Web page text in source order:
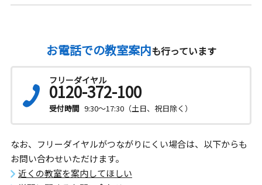
お電話での教室案内も行っています
フリーダイヤル
0120-372-100
受付時間 9:30～17:30（土日、祝日除く）
なお、フリーダイヤルがつながりにくい場合は、以下からも
お問い合わせいただけます。
近くの教室を案内してほしい